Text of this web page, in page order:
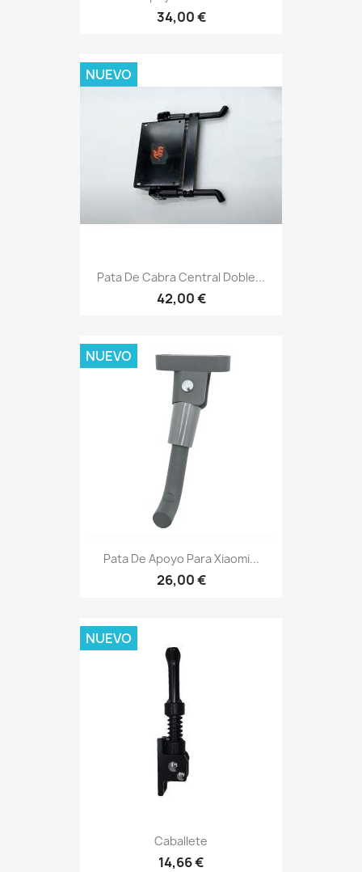
34,00 €
Pata De Cabra Central Doble...
42,00 €
NUEVO
Pata De Apoyo Para Xiaomi...
26,00 €
NUEVO
Caballete
14,66 €
NUEVO